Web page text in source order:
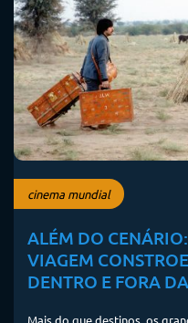
cinema mundial
ALÉM DO
VIAGEM
DENTRO E FORA
Mais do que destinos, os